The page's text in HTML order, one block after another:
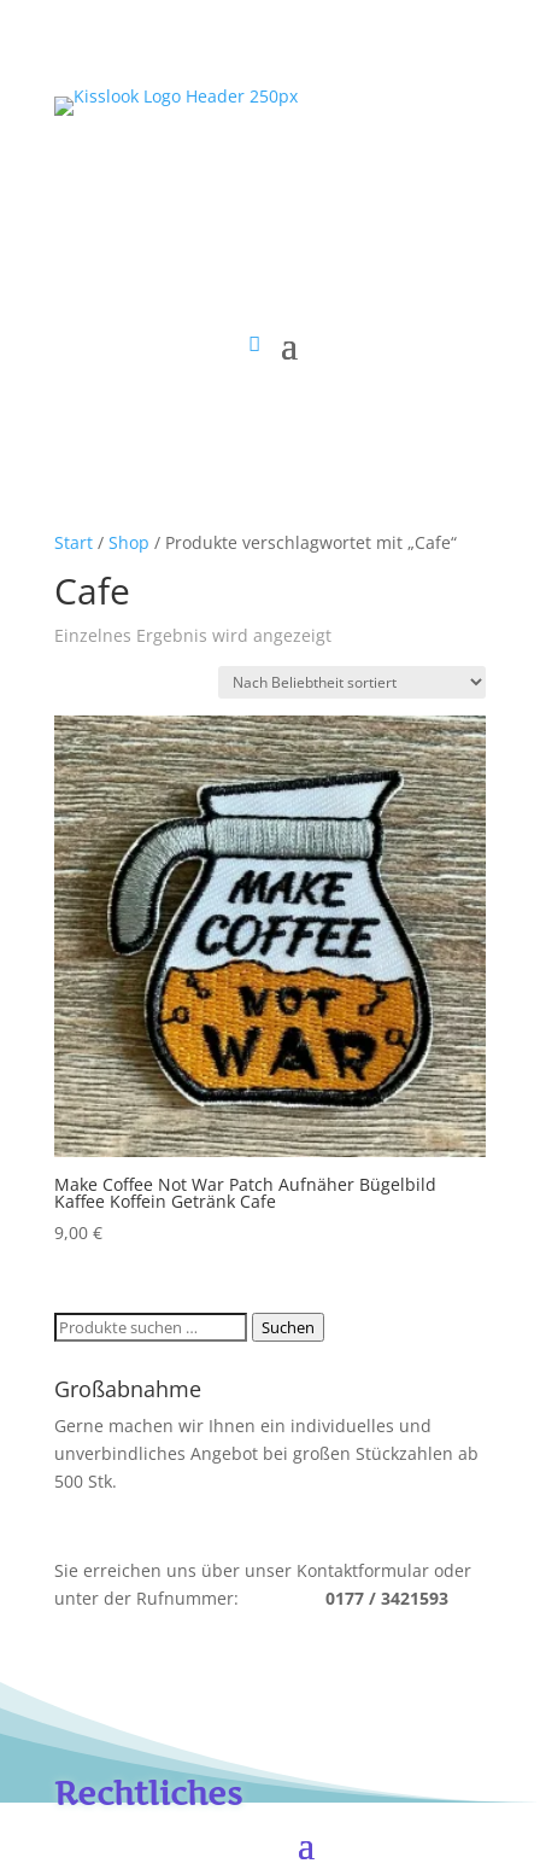
Start/ Shop / Produkte verschlagwortet mit „Cafe“
Cafe
Einzelnes Ergebnis wird angezeigt
Make Coffee Not War Patch Aufnäher Bügelbild
Kaffee Koffein Getränk Cafe
9,00 €
Suchen
Suchen
Großabnahme
Gerne machen wir Ihnen ein individuelles und
unverbindliches Angebot bei großen Stückzahlen ab
500 Stk.
Sie erreichen uns über unser Kontaktformular oder
unter der Rufnummer: 0177 / 3421593
Rechtliches